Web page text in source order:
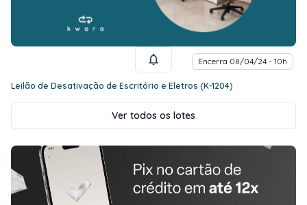
Encerra 08/04/24 - 10h
Leilão de Desativação de Escritório e Eletros (K-1204)
Ver todos os lotes